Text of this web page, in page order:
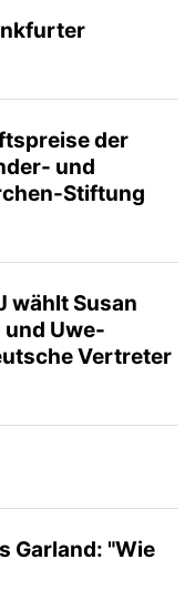
der
und
Stiftung
wählt Susan
und Uwe-
Vertreter
Garland: "Wie